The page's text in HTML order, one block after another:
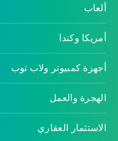
ألعاب
أمريكا وكندا
أجهزة كمبيوتر ولاب توب
الهجرة والعمل
الاستثمار العقاري